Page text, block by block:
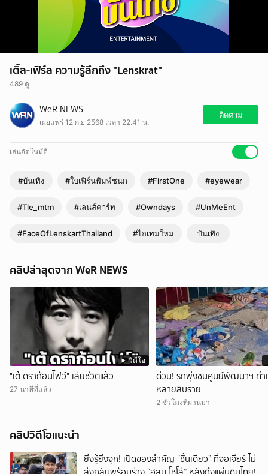
เติ้ล-เฟิร์ส ความรู้สึกถึง "Lenskrat"
489 ดู
WeR NEWS
เผยแพร่ 12 ก.ย 2568 เวลา 22.41 น.
ติดตาม
เล่นอัตโนมัติ
#บันเทิง #ใบเฟิร์นพิมพ์ชนก #FirstOne #eyewear
#Tle_mtm #เลนส์คาร์ท #Owndays #UnMeEnt
#FaceOfLenskartThailand #ไอเทมใหม่ บันเทิง
คลิปล่าสุดจาก WeR NEWS
วิดีโอ
"เต้ ดราก้อนไฟว์" เสียชีวิตแล้ว
27 นาทีที่แล้ว
ด่วน! รถพุ่งชนศูนย์พัฒนาฯ ทำ
หลายสิบราย
2 ชั่วโมงที่ผ่านมา
คลิปวิดีโอแนะนำ
ยิ่งรู้ยิ่งจุก! เปิดของสำคัญ “ชิ้นเดียว” ที่จอเจียร์ ไม่